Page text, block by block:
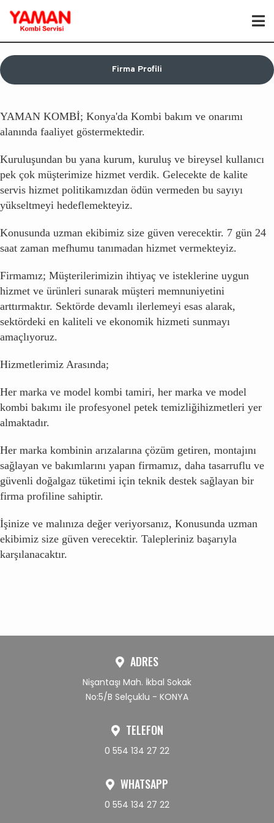
Firma Profili
YAMAN KOMBİ; Konya'da Kombi bakım ve onarımı
alanında faaliyet göstermektedir.
Kuruluşundan bu yana kurum, kuruluş ve bireysel kullanıcı
pek çok müşterimize hizmet verdik. Gelecekte de kalite
servis hizmet politikamızdan ödün vermeden bu sayıyı
yükseltmeyi hedeflemekteyiz.
Konusunda uzman ekibimiz size güven verecektir. 7 gün 24
saat zaman mefhumu tanımadan hizmet vermekteyiz.
Firmamız; Müşterilerimizin ihtiyaç ve isteklerine uygun
hizmet ve ürünleri sunarak müşteri memnuniyetini
arttırmaktır. Sektörde devamlı ilerlemeyi esas alarak,
sektördeki en kaliteli ve ekonomik hizmeti sunmayı
amaçlıyoruz.
Hizmetlerimiz Arasında;
Her marka ve model kombi tamiri, her marka ve model
kombi bakımı ile profesyonel petek temizliğihizmetleri yer
almaktadır.
Her marka kombinin arızalarına çözüm getiren, montajını
sağlayan ve bakımlarını yapan firmamız, daha tasarruflu ve
güvenli doğalgaz tüketimi için teknik destek sağlayan bir
firma profiline sahiptir.
İşinize ve malınıza değer veriyorsanız, Konusunda uzman
ekibimiz size güven verecektir. Talepleriniz başarıyla
karşılanacaktır.
ADRES
Nişantaşı Mah. İkbal Sokak
No:5/B Selçuklu - KONYA
TELEFON
0 554 134 27 22
WHATSAPP
0 554 134 27 22